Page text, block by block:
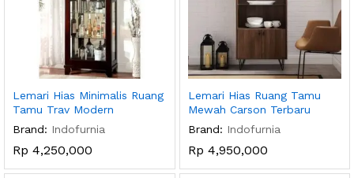
Lemari Hias Minimalis Ruang
Tamu Trav Modern
Brand: Indofurnia
Rp 4,250,000
Lemari Hias Ruang Tamu
Mewah Carson Terbaru
Brand: Indofurnia
Rp 4,950,000